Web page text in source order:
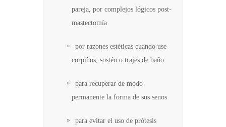
pareja, por complejos lógicos post-
mastectomía
por razones estéticas cuando use
corpiños, sostén o trajes de baño
para recuperar de modo
permanente la forma de sus senos
para evitar el uso de prótesis